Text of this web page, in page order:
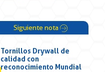
Siguiente nota
Tornillos Drywall de
calidad con
reconocimiento Mundial